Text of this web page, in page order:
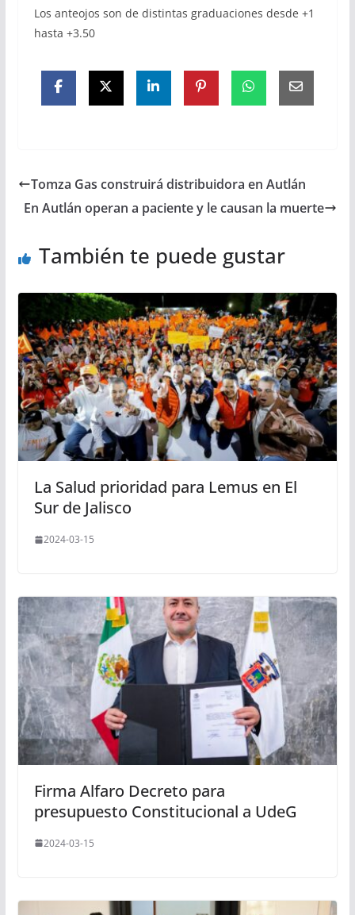
Los anteojos son de distintas graduaciones desde +1
hasta +3.50
Tomza Gas construirá distribuidora en Autlán
En Autlán operan a paciente y le causan la muerte
También te puede gustar
La Salud prioridad para Lemus en El
Sur de Jalisco
2024-03-15
Firma Alfaro Decreto para
presupuesto Constitucional a UdeG
2024-03-15